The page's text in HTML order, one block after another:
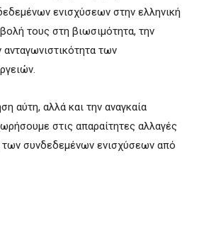
ενισχύσεων στην ελληνική
τους στη βιωσιμότητα, την
ανταγωνιστικότητα των
αύτη, αλλά και την αναγκαία
στις απαραίτητες αλλαγές
συνδεδεμένων ενισχύσεων από